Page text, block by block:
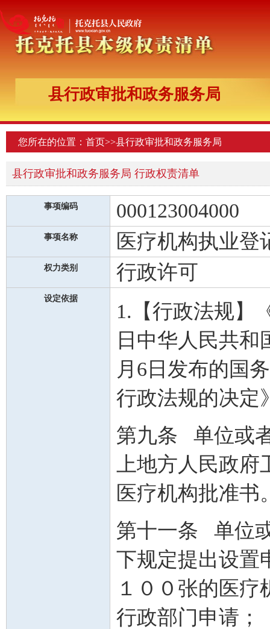
县行政审批和政务服务局
您所在的位置： 首页>>县行政审批和政务服务局
县行政审批和政务服务局 行政权责清单
事项编码 000123004000
事项名称 医疗机构执业登
权力类别 行政许可
设定依据
1.【行政法规】
日中华人民共和
月6日发布的国
行政法规的决定
第九条 单位或
上地方人民政
医疗机构批准书
第十一条 单位
下规定提出设置
１００张的医
行政部门申请；